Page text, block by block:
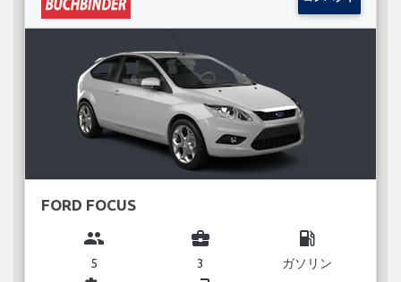
FORD FOCUS
group
5
business_center
3
local_gas_station
ガソリン